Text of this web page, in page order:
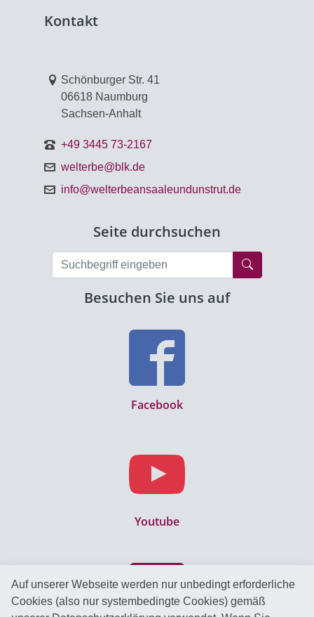
Auf unserer Webseite werden nur unbedingt erforderliche
Cookies (also nur systembedingte Cookies) gemäß
Kontakt
Link zur Google-Maps Navigation
Schönburger Str. 41
06618 Naumburg
Sachsen-Anhalt
+49 3445 73-2167
welterbe@blk.de
info@welterbeansaaleundunstrut.de
Seite durchsuchen
Besuchen Sie uns auf
Facebook
Youtube